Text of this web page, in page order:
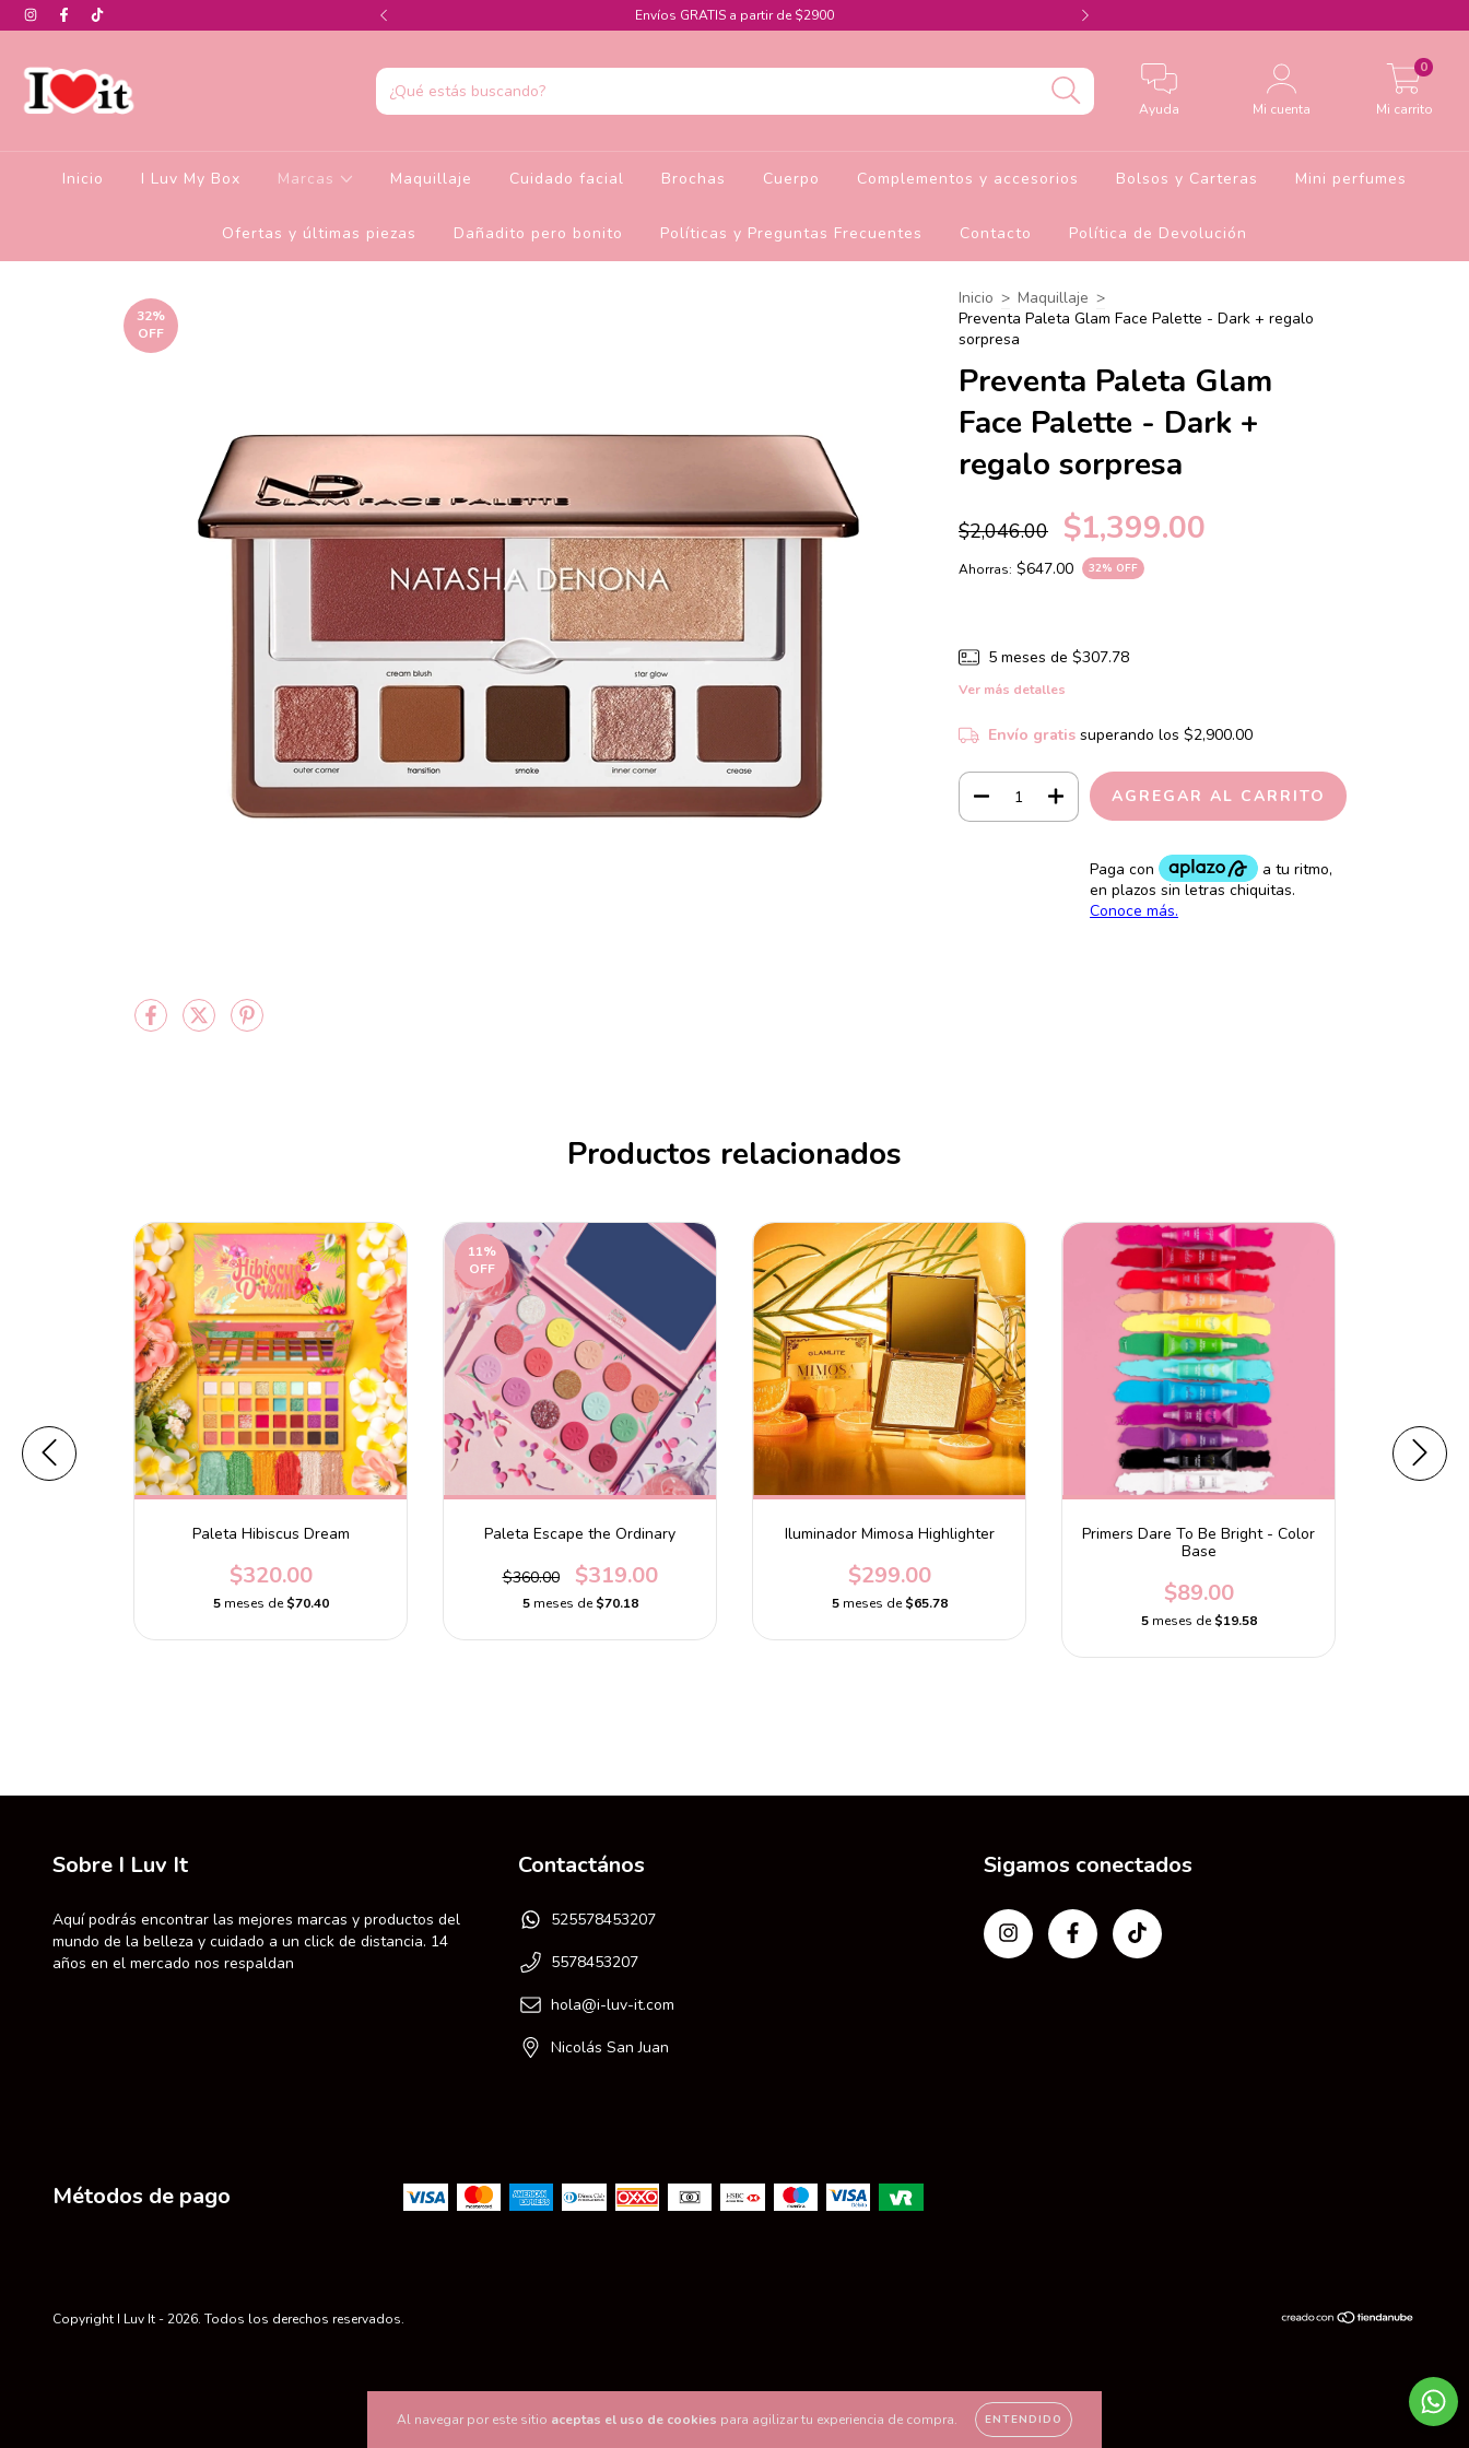
de descuento en la colección de Glamlite Envíos GRATIS a partir de $2900
Ayuda Mi cuenta Mi carrito
0
Inicio I Luv My Box Marcas Maquillaje Cuidado facial Brochas Cuerpo Complementos y accesorios Bolsos y Carteras Mini perfumes
Ofertas y últimas piezas Dañadito pero bonito Políticas y Preguntas Frecuentes Contacto Política de Devolución
Al navegar por este sitio aceptas el uso de cookies para agilizar tu experiencia de compra. ENTENDIDO
32%
OFF
Inicio > Maquillaje >
Preventa Paleta Glam Face Palette - Dark + regalo
sorpresa
Preventa Paleta Glam
Face Palette - Dark +
regalo sorpresa
$2,046.00 $1,399.00
Ahorras: $647.00 32% OFF
5 meses de $307.78
Ver más detalles
Envío gratis superando los $2,900.00
Productos relacionados
Paleta Hibiscus Dream
$320.00
5 meses de$70.40
11%
OFF
Paleta Escape the Ordinary
$360.00 $319.00
5 meses de$70.18
Iluminador Mimosa Highlighter
$299.00
5 meses de$65.78
Primers Dare To Be Bright - Color
Base
$89.00
5 meses de$19.58
Sobre I Luv It
Aquí podrás encontrar las mejores marcas y productos del
mundo de la belleza y cuidado a un click de distancia. 14
años en el mercado nos respaldan
Contactános
525578453207
5578453207
hola@i-luv-it.com
Nicolás San Juan
Sigamos conectados
Métodos de pago
Copyright I Luv It - 2026. Todos los derechos reservados.